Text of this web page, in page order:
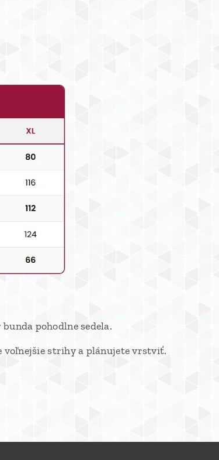
pohodlne sedela.
voľnejšie strihy a plánujete vrstviť.